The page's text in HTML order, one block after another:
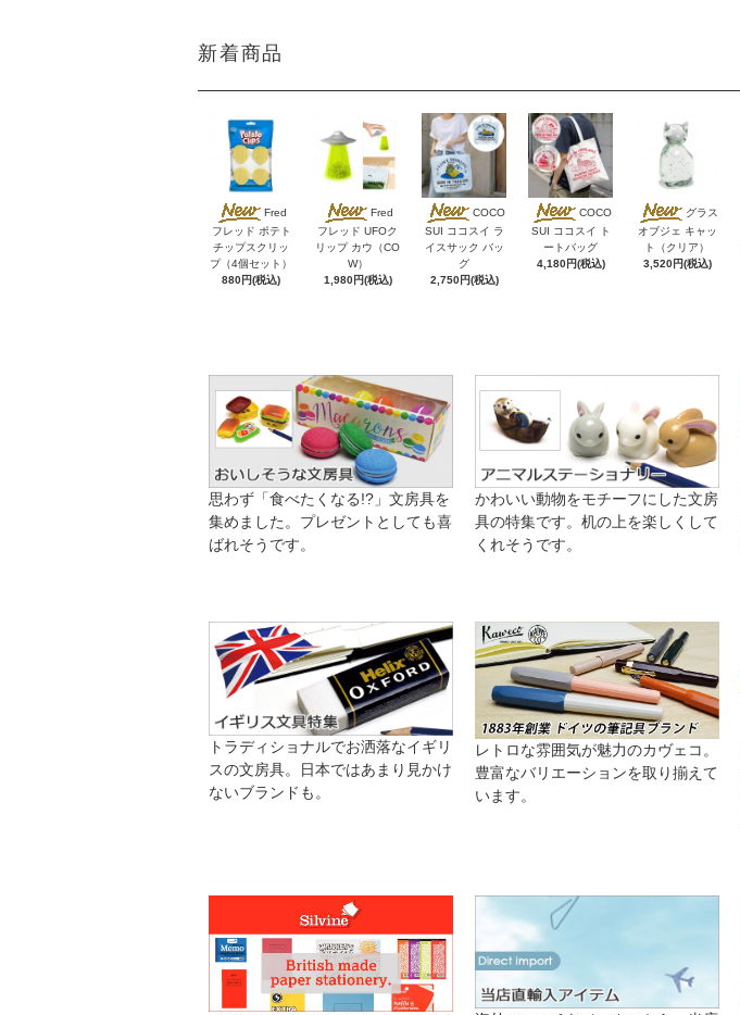
新着商品
Fred
フレッド ポテト
チップスクリッ
プ（4個セット）
880円(税込)
Fred
フレッド UFOク
リップ カウ（CO
W）
1,980円(税込)
COCO
SUI ココスイ ラ
イスサック バッ
グ
2,750円(税込)
COCO
SUI ココスイ ト
ートバッグ
4,180円(税込)
グラス
オブジェ キャッ
ト（クリア）
3,520円(税込)
思わず「食べたくなる!?」文房具を
集めました。プレゼントとしても喜
ばれそうです。
かわいい動物をモチーフにした文房
具の特集です。机の上を楽しくして
くれそうです。
トラディショナルでお洒落なイギリ
スの文房具。日本ではあまり見かけ
ないブランドも。
レトロな雰囲気が魅力のカヴェコ。
豊富なバリエーションを取り揃えて
います。